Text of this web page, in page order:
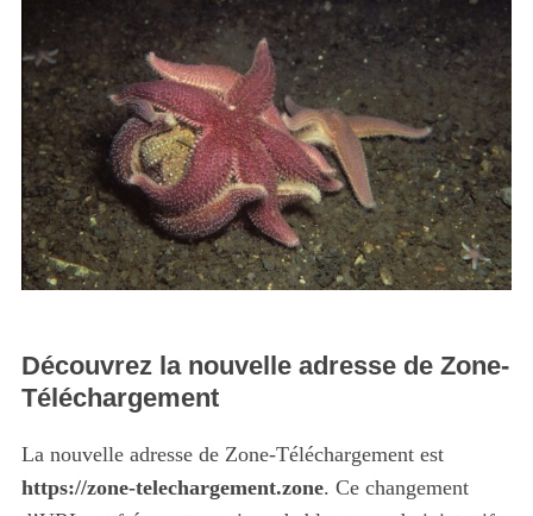
Découvrez la nouvelle adresse de Zone-
Téléchargement
La nouvelle adresse de Zone-Téléchargement est
https://zone-telechargement.zone. Ce changement